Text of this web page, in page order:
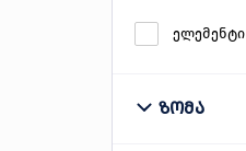
ელემენტი
ზომა